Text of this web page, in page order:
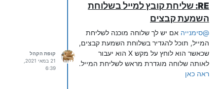
RE: שליחת קובץ למייל בשלוחת
השמעת קבצים
@סימנייה אם יש לך שלוחה מוכנה לשליחת
המייל, תוכל להגדיר בשלוחת השמעת קבצים,
שכאשר הוא לוחץ על מקש X הוא יעבור
לאותה שלוחה מוגדרת מראש לשליחת המייל.
ראה כאן
קופת הקהל
6:39